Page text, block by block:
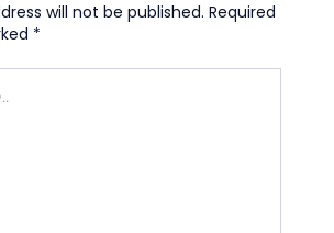
will not be published. Required
*